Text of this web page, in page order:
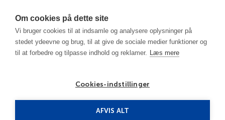
Om cookies på dette site
Vi bruger cookies til at indsamle og analysere oplysninger på
stedet ydeevne og brug, til at give de sociale medier funktioner og
til at forbedre og tilpasse indhold og reklamer. Læs mere
Cookies-indstillinger
AFVIS ALT
Borovets Lion Borovetz 4****